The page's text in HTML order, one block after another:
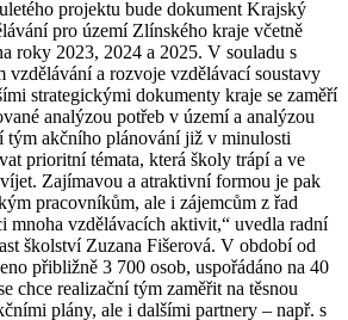
projektu bude dokument Krajský
pro území Zlínského kraje včetně
roky 2023, 2024 a 2025. V souladu s
vzdělávání a rozvoje vzdělávací soustavy
strategickými dokumenty kraje se zaměří
analýzou potřeb v území a analýzou
tým akčního plánování již v minulosti
prioritní témata, která školy trápí a ve
Zajímavou a atraktivní formou je pak
pracovníkům, ale i zájemcům z řad
mnoha vzdělávacích aktivit,“ uvedla radní
školství Zuzana Fišerová. V období od
přibližně 3 700 osob, uspořádáno na 40
chce realizační tým zaměřit na těsnou
plány, ale i dalšími partnery – např. s